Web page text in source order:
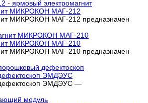
МИКРОКОН МАГ-212
МИКРОКОН МАГ-212 предназначен
МИКРОКОН МАГ-210
МИКРОКОН МАГ-210 предназначен
ЭМДЭУС
ЭМДЭУС —